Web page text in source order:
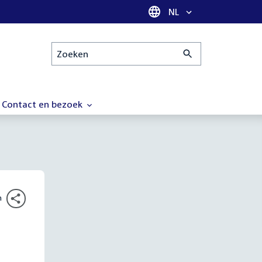
Taal selectie
NL
Zoeken
Contact en bezoek